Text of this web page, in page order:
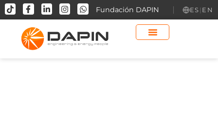
contenido Fundación DAPIN ES| EN